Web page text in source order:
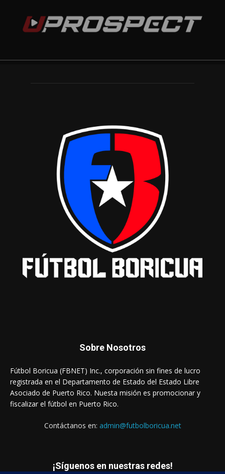
Sobre Nosotros
Fútbol Boricua (FBNET) Inc., corporación sin fines de lucro
registrada en el Departamento de Estado del Estado Libre
Asociado de Puerto Rico. Nuesta misión es promocionar y
fiscalizar el fútbol en Puerto Rico.
Contáctanos en: admin@futbolboricua.net
¡Síguenos en nuestras redes!